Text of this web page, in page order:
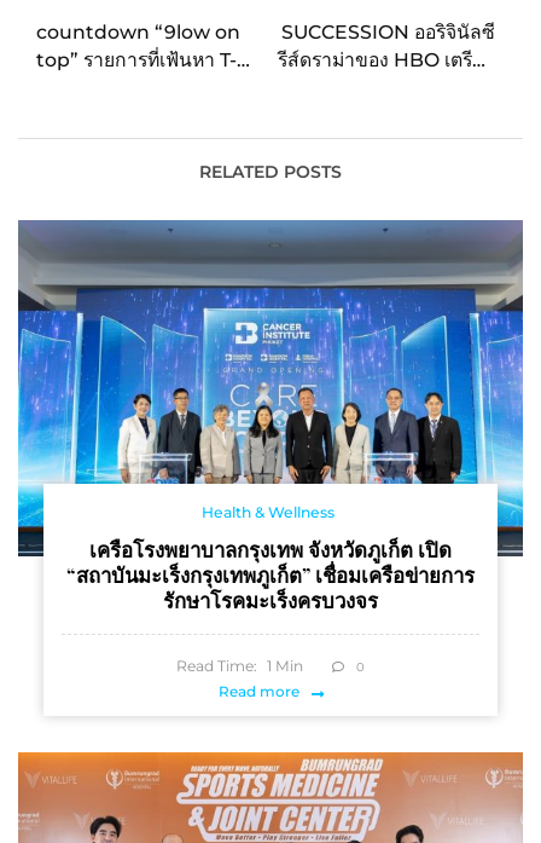
countdown “9low on
top” รายการที่เฟ้นหา T-
SUCCESSION ออริจินัลซี
รีส์ดราม่าของ HBO เตรียม
มีนาคม นี้
RELATED POSTS
Health & Wellness
เครือโรงพยาบาลกรุงเทพ จังหวัดภูเก็ต เปิด
“สถาบันมะเร็งกรุงเทพภูเก็ต” เชื่อมเครือข่ายการ
รักษาโรคมะเร็งครบวงจร
Read Time: 1 Min 0
Read more